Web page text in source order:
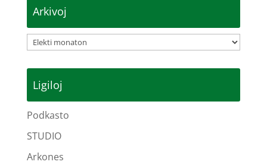
Arkivoj
Arkivoj
Ligiloj
Podkasto
STUDIO
Arkones